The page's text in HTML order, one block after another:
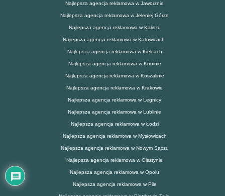
Najlepsza agencja reklamowa w Jaworznie
Najlepsza agencja reklamowa w Jeleniej Górze
Najlepsza agencja reklamowa w Kaliszu
Najlepsza agencja reklamowa w Katowicach
Najlepsza agencja reklamowa w Kielcach
Najlepsza agencja reklamowa w Koninie
Najlepsza agencja reklamowa w Koszalinie
Najlepsza agencja reklamowa w Krakowie
Najlepsza agencja reklamowa w Legnicy
Najlepsza agencja reklamowa w Lublinie
Najlepsza agencja reklamowa w Łodzi
Najlepsza agencja reklamowa w Mysłowicach
Najlepsza agencja reklamowa w Nowym Sączu
Najlepsza agencja reklamowa w Olsztynie
Najlepsza agencja reklamowa w Opolu
Najlepsza agencja reklamowa w Pile